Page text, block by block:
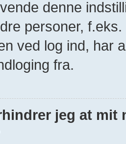
denne
personer,
ved log ind, har
fra.
jeg at mit